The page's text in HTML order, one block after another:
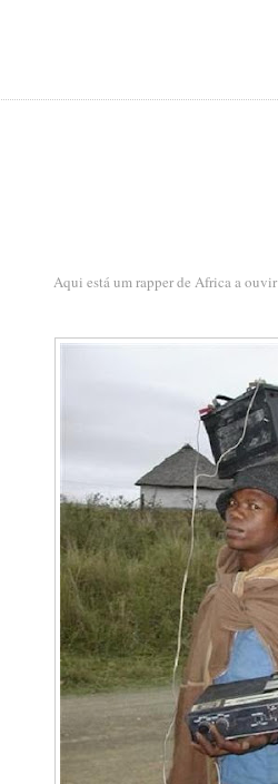
Aqui está um rapper de Africa a ouvir